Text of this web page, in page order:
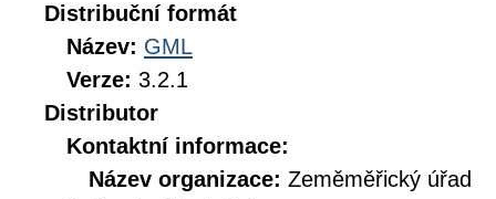
Distribuční formát
Název: GML
Verze: 3.2.1
Distributor
Kontaktní informace:
Název organizace: Zeměměřický úřad